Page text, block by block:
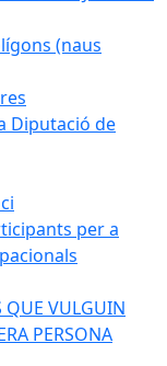
(naus
Diputació de
per a
QUE VULGUIN
PERSONA